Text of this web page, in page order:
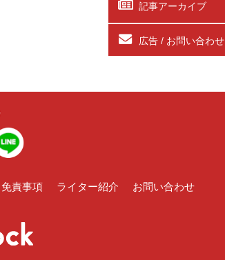
記事アーカイブ
広告 / お問い合わせ
免責事項 ライター紹介 お問い合わせ